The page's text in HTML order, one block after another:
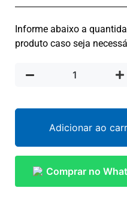
Informe abaixo a
produto caso seja
Adicionar ao
Comprar no